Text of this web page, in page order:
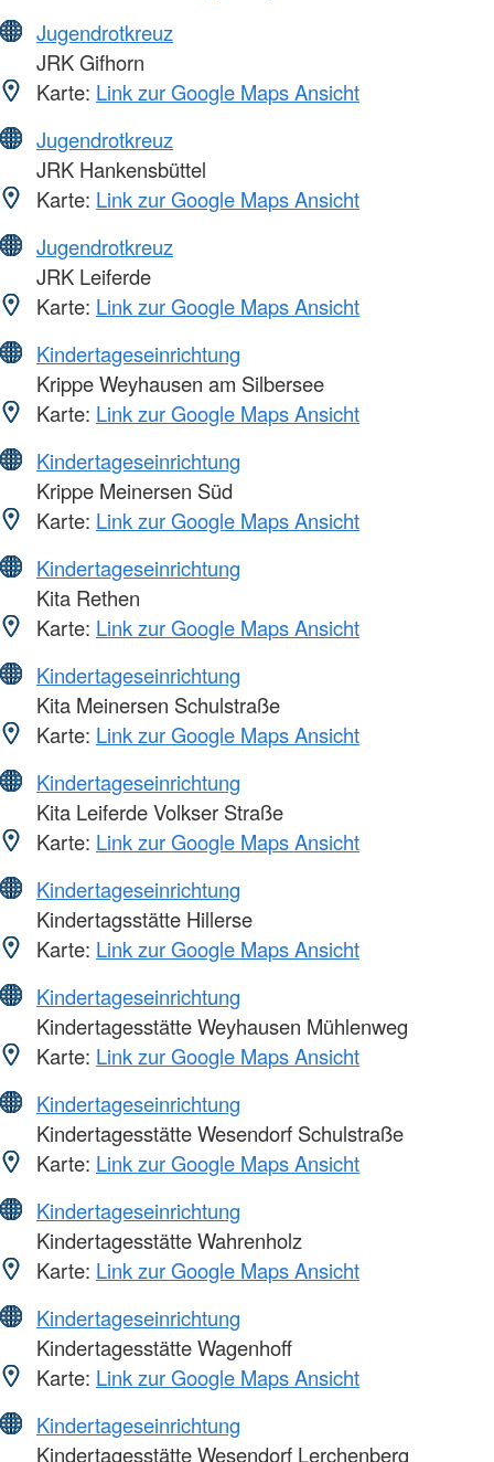
Jugendrotkreuz
JRK Gifhorn
Karte: Link zur Google Maps Ansicht
Jugendrotkreuz
JRK Hankensbüttel
Karte: Link zur Google Maps Ansicht
Jugendrotkreuz
JRK Leiferde
Karte: Link zur Google Maps Ansicht
Kindertageseinrichtung
Krippe Weyhausen am Silbersee
Karte: Link zur Google Maps Ansicht
Kindertageseinrichtung
Krippe Meinersen Süd
Karte: Link zur Google Maps Ansicht
Kindertageseinrichtung
Kita Rethen
Karte: Link zur Google Maps Ansicht
Kindertageseinrichtung
Kita Meinersen Schulstraße
Karte: Link zur Google Maps Ansicht
Kindertageseinrichtung
Kita Leiferde Volkser Straße
Karte: Link zur Google Maps Ansicht
Kindertageseinrichtung
Kindertagsstätte Hillerse
Karte: Link zur Google Maps Ansicht
Kindertageseinrichtung
Kindertagesstätte Weyhausen Mühlenweg
Karte: Link zur Google Maps Ansicht
Kindertageseinrichtung
Kindertagesstätte Wesendorf Schulstraße
Karte: Link zur Google Maps Ansicht
Kindertageseinrichtung
Kindertagesstätte Wahrenholz
Karte: Link zur Google Maps Ansicht
Kindertageseinrichtung
Kindertagesstätte Wagenhoff
Karte: Link zur Google Maps Ansicht
Kindertageseinrichtung
Kindertagesstätte Wesendorf Lerchenberg